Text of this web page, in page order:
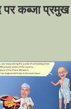
पर कब्जा प्रमुख